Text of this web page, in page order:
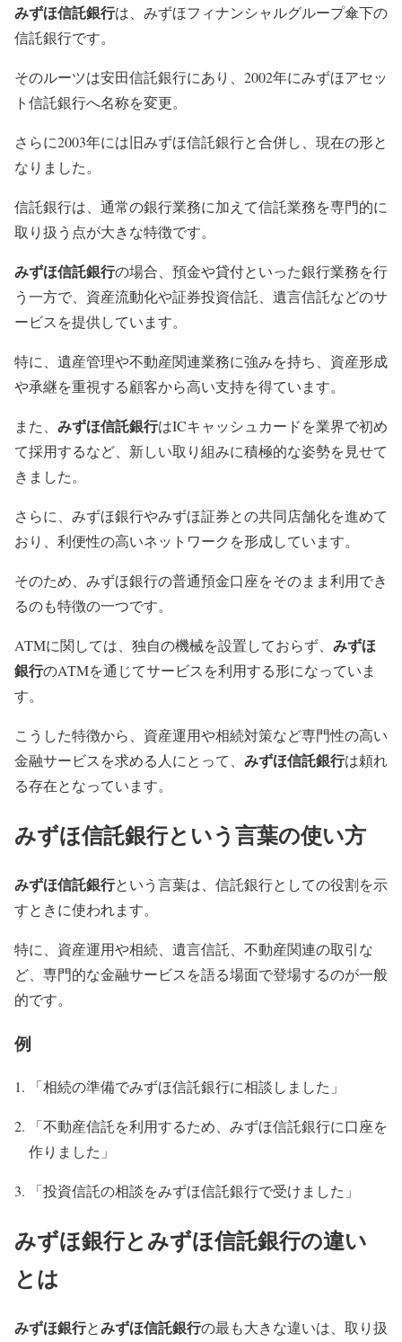
みずほ信託銀行は、みずほフィナンシャルグループ傘下の
信託銀行です。
そのルーツは安田信託銀行にあり、2002年にみずほアセッ
ト信託銀行へ名称を変更。
さらに2003年には旧みずほ信託銀行と合併し、現在の形と
なりました。
信託銀行は、通常の銀行業務に加えて信託業務を専門的に
取り扱う点が大きな特徴です。
みずほ信託銀行の場合、預金や貸付といった銀行業務を行
う一方で、資産流動化や証券投資信託、遺言信託などのサ
ービスを提供しています。
特に、遺産管理や不動産関連業務に強みを持ち、資産形成
や承継を重視する顧客から高い支持を得ています。
また、 みずほ信託銀行はICキャッシュカードを業界で初め
て採用するなど、新しい取り組みに積極的な姿勢を見せて
きました。
さらに、みずほ銀行やみずほ証券との共同店舗化を進めて
おり、利便性の高いネットワークを形成しています。
そのため、みずほ銀行の普通預金口座をそのまま利用でき
るのも特徴の一つです。
ATMに関しては、独自の機械を設置しておらず、 みずほ
銀行のATMを通じてサービスを利用する形になっていま
す。
こうした特徴から、資産運用や相続対策など専門性の高い
金融サービスを求める人にとって、 みずほ信託銀行は頼れ
る存在となっています。
みずほ信託銀行という言葉の使い方
みずほ信託銀行という言葉は、信託銀行としての役割を示
すときに使われます。
特に、資産運用や相続、遺言信託、不動産関連の取引な
ど、専門的な金融サービスを語る場面で登場するのが一般
的です。
例
「相続の準備でみずほ信託銀行に相談しました」
「不動産信託を利用するため、みずほ信託銀行に口座を
作りました」
「投資信託の相談をみずほ信託銀行で受けました」
みずほ銀行とみずほ信託銀行の違い
とは
みずほ銀行とみずほ信託銀行の最も大きな違いは、取り扱